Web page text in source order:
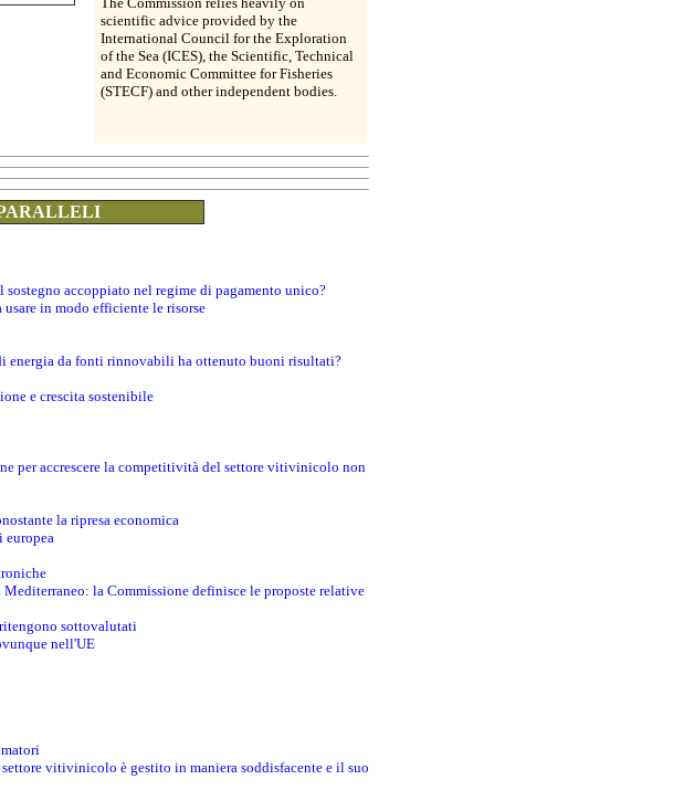
scientific advice provided by the
International Council for the Exploration
of the Sea (ICES), the Scientific, Technical
and Economic Committee for Fisheries
(STECF) and other independent bodies.
accoppiato nel regime di pagamento unico?
usare in modo efficiente le risorse
energia da fonti rinnovabili ha ottenuto buoni risultati?
e crescita sostenibile
per accrescere la competitività del settore vitivinicolo non
la ripresa economica
europea
la Commissione definisce le proposte relative
sottovalutati
nell'UE
vitivinicolo è gestito in maniera soddisfacente e il suo